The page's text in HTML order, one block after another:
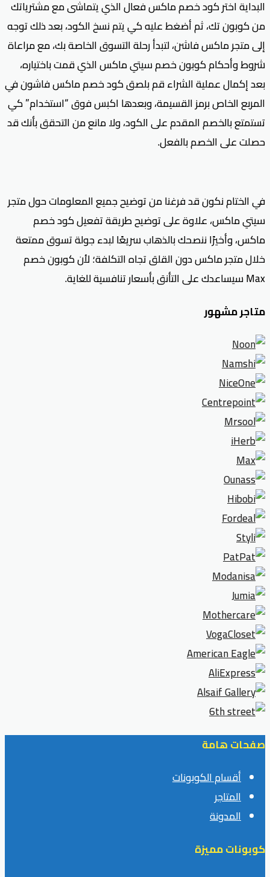
البداية اختر كود خصم ماكس فعال الذي يتماشى مع مشترياتك
من كوبون تك، ثم أضغط عليه كي يتم نسخ الكود، بعد ذلك توجه
إلى متجر ماكس فاشن، لتبدأ رحلة التسوق الخاصة بك، مع مراعاة
شروط وأحكام كوبون خصم سيتي ماكس الذي قمت باختياره،
بعد إكمال عملية الشراء قم بلصق كود خصم ماكس فاشون في
المربع الخاص برمز القسيمة، وبعدها اكبس فوق “استخدام” كي
تستمتع بالخصم المقدم على الكود، ولا مانع من التحقق بأنك قد
حصلت على الخصم بالفعل.
في الختام نكون قد فرغنا من توضيح جميع المعلومات حول متجر
سيتي ماكس، علاوة على توضيح طريقة تفعيل كود خصم
ماكس، وأخيرًا ننصحك بالذهاب سريعًا لبدء جولة تسوق ممتعة
خلال متجر ماكس دون القلق تجاه التكلفة؛ لأن كوبون خصم
Max سيساعدك على التأنق بأسعار تنافسية للغاية.
متاجر مشهور
صفحات هامة
أقسام الكوبونات
المتاجر
المدونة
كوبونات مميزة